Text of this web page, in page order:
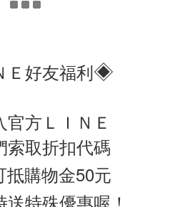
Ｅ好友福利◈
官方ＬＩＮＥ
索取折扣代碼
抵購物金50元
特殊優惠喔！